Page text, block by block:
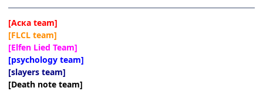
[Аска team]
[FLCL team]
[Elfen Lied Team]
[psychology team]
[slayers team]
[Death note team]